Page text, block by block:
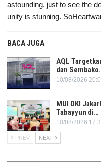
astounding. just to see the
unity is stunning.
BACA JUGA
AQL
dan
10/08/2026
MUI DKI
Tabayyun di…
10/08/2026
PREV NEXT